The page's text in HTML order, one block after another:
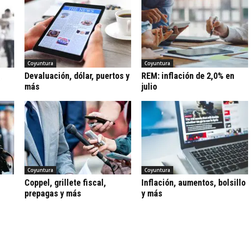
Coyuntura
Devaluación, dólar, puertos y
más
Coyuntura
REM: inflación de 2,0% en
julio
Coyuntura
Coppel, grillete fiscal,
prepagas y más
Coyuntura
Inflación, aumentos, bolsillo
y más